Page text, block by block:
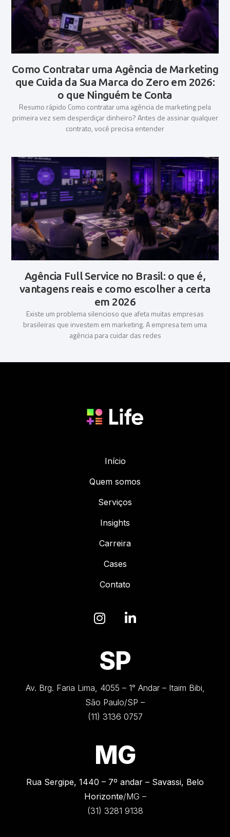
Como Contratar uma Agência de Marketing
que Cuida da Sua Marca do Zero em 2026:
o que Ninguém te Conta
Resumo rápido Como contratar uma agência de marketing pela
primeira vez sem desperdiçar dinheiro? Antes de assinar qualquer
contrato, você precisa entender
Agência Full Service no Brasil: o que é,
vantagens reais e como escolher a certa
em 2026
Existe um problema silencioso que afeta muitas empresas
brasileiras que investem em marketing. A empresa tem uma
agência para cuidar das redes
Início
Quem somos
Serviços
Insights
Carreira
Cases
Contato
SP
Av. Brg. Faria Lima, 4055 – 1° Andar – Itaim Bibi,
São Paulo/SP –
(11) 3136 0757
MG
Rua Sergipe, 1440 – 7º andar – Savassi, Belo
Horizonte/MG –
(31) 3281 9138